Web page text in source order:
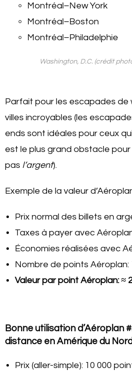
Montréal–New York
Montréal–Boston
Montréal–Philadelphie
Washington, D.C. (crédit
Parfait pour les escapades de
villes incroyables (les
ends sont idéales pour ceux
est le plus grand obstacle
pas l’argent).
Exemple de la valeur
Prix normal des billets en
Taxes à payer avec
Économies réalisées avec
Nombre de points Aéroplan:
Valeur par point Aéroplan: ≈
Bonne utilisation d’Aéroplan
distance en Amérique du Nord
Prix (aller-simple): 10 000